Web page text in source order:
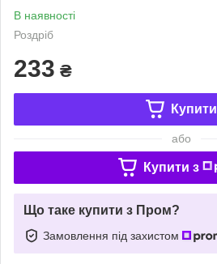
В наявності
Роздріб
233 ₴
Купити
або
Купити з
Що таке купити з Пром?
Замовлення під захистом